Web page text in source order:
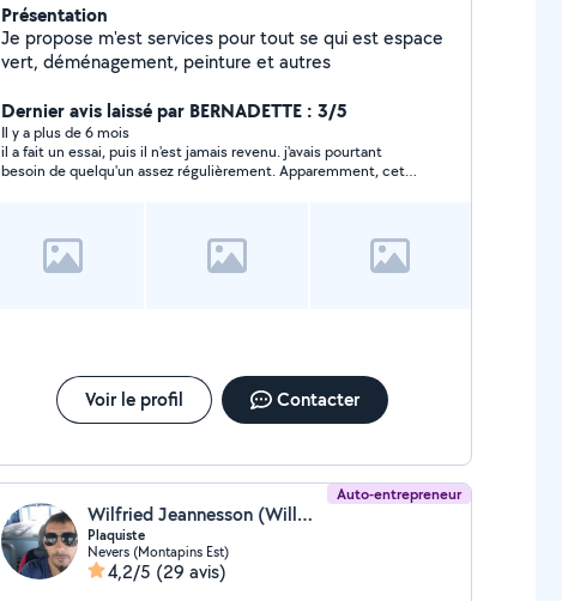
Présentation
Je propose m'est services pour tout se qui est espace
vert, déménagement, peinture et autres
Dernier avis laissé par BERNADETTE : 3/5
Il y a plus de 6 mois
il a fait un essai, puis il n'est jamais revenu. j'avais pourtant
besoin de quelqu'un assez régulièrement. Apparemment, cette
Voir le profil Contacter
Auto-entrepreneur
Wilfried Jeannesson (Willmulti service)
Plaquiste
Nevers (Montapins Est)
4,2/5 (29 avis)